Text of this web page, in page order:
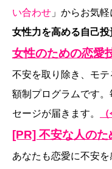
い合わせ 」からお気
女性力を高める自己投
女性のための恋愛
不安を取り除き、モ
額制プログラムです
セージが届きます。
[PR] 不安な人の
あなたも恋愛に不安